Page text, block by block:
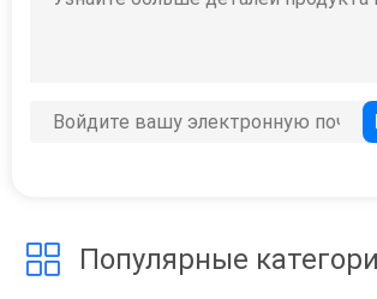
Стикер стены
Популярные